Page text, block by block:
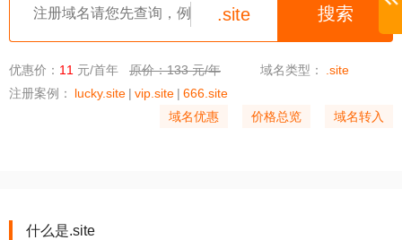
.site
优惠价： 11 元/首年 原价：133 元/年 域名类型：
.site
注册案例：
lucky.site | vip.site | 666.site
域名优惠
价格总览 域名转入
什么是.site